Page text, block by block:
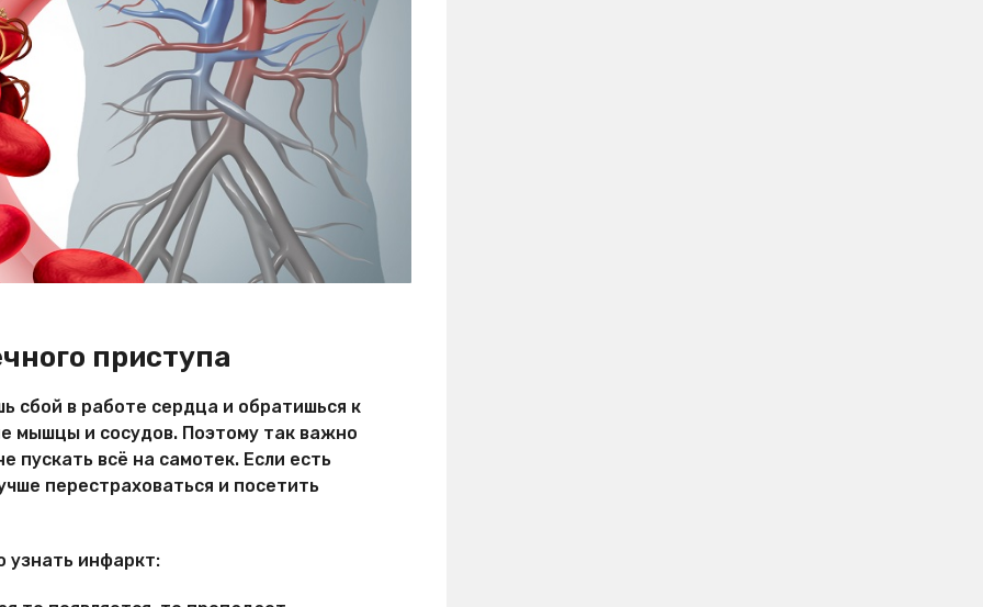
приступа
сбой в работе сердца и обратишься к
мышцы и сосудов. Поэтому так важно
пускать всё на самотек. Если есть
перестраховаться и посетить
узнать инфаркт: